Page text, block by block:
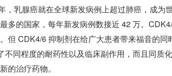
，乳腺癌就在全球新发病例上超过肺癌，成为
多的国家，每年新发病例数接近 42 万。
但 CDK4/6 抑制剂在给广大患者带来福音的同
不同程度的耐药性以及临床副作用，而且同质
的治疗药物。